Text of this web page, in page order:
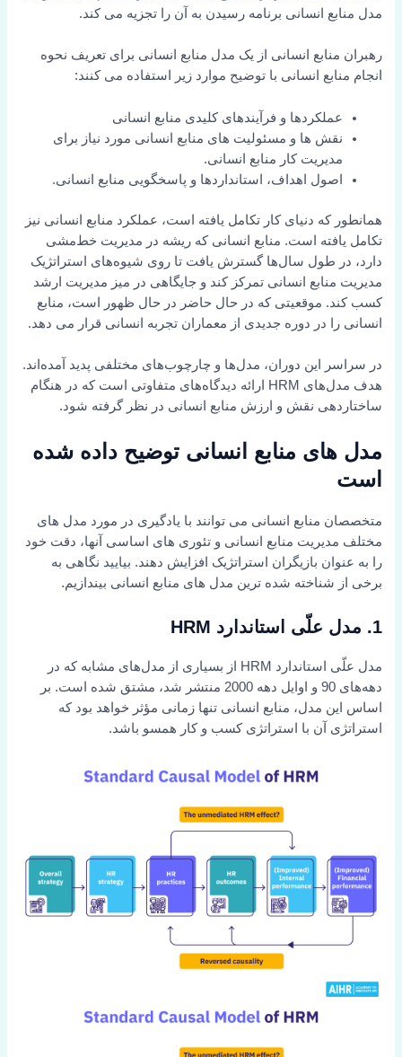
مدل منابع انسانی برنامه رسیدن به آن را تجزیه می کند.
رهبران منابع انسانی از یک مدل منابع انسانی برای تعریف نحوه
انجام منابع انسانی با توضیح موارد زیر استفاده می کنند:
عملکردها و فرآیندهای کلیدی منابع انسانی
نقش ها و مسئولیت های منابع انسانی مورد نیاز برای
مدیریت کار منابع انسانی.
اصول اهداف، استانداردها و پاسخگویی منابع انسانی.
همانطور که دنیای کار تکامل یافته است، عملکرد منابع انسانی نیز
تکامل یافته است. منابع انسانی که ریشه در مدیریت خط‌مشی
دارد، در طول سال‌ها گسترش یافت تا روی شیوه‌های استراتژیک
مدیریت منابع انسانی تمرکز کند و جایگاهی در میز مدیریت ارشد
کسب کند. موقعیتی که در حال حاضر در حال ظهور است، منابع
انسانی را در دوره جدیدی از معماران تجربه انسانی قرار می دهد.
در سراسر این دوران، مدل‌ها و چارچوب‌های مختلفی پدید آمده‌اند.
هدف مدل‌های HRM ارائه دیدگاه‌های متفاوتی است که در هنگام
ساختاردهی نقش و ارزش منابع انسانی در نظر گرفته شود.
مدل های منابع انسانی توضیح داده شده
است
متخصصان منابع انسانی می توانند با یادگیری در مورد مدل های
مختلف مدیریت منابع انسانی و تئوری های اساسی آنها، دقت خود
را به عنوان بازیگران استراتژیک افزایش دهند. بیایید نگاهی به
برخی از شناخته شده ترین مدل های منابع انسانی بیندازیم.
1. مدل علّی استاندارد HRM
مدل علّی استاندارد HRM از بسیاری از مدل‌های مشابه که در
دهه‌های 90 و اوایل دهه 2000 منتشر شد، مشتق شده است. بر
اساس این مدل، منابع انسانی تنها زمانی مؤثر خواهد بود که
استراتژی آن با استراتژی کسب و کار همسو باشد.